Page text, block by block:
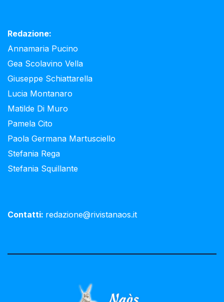
Redazione:
Annamaria Pucino
Gea Scolavino Vella
Giuseppe Schiattarella
Lucia Montanaro
Matilde Di Muro
Pamela Cito
Paola Germana Martusciello
Stefania Rega
Stefania Squillante
Contatti: redazione@rivistanaos.it